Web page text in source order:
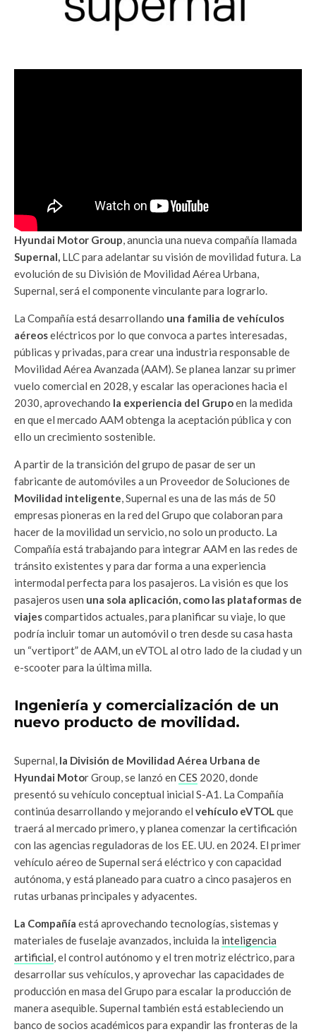
Hyundai Motor Group, anuncia una nueva compañía llamada
Supernal, LLC para adelantar su visión de movilidad futura. La
evolución de su División de Movilidad Aérea Urbana,
Supernal, será el componente vinculante para lograrlo.
La Compañía está desarrollando una familia de vehículos
aéreoseléctricos por lo que convoca a partes interesadas,
públicas y privadas, para crear una industria responsable de
Movilidad Aérea Avanzada (AAM). Se planea lanzar su primer
vuelo comercial en 2028, y escalar las operaciones hacia el
2030, aprovechando la experiencia del Grupoen la medida
en que el mercado AAM obtenga la aceptación pública y con
ello un crecimiento sostenible.
A partir de la transición del grupo de pasar de ser un
fabricante de automóviles a un Proveedor de Soluciones de
Movilidad inteligente, Supernal es una de las más de 50
empresas pioneras en la red del Grupo que colaboran para
hacer de la movilidad un servicio, no solo un producto. La
Compañía está trabajando para integrar AAM en las redes de
tránsito existentes y para dar forma a una experiencia
intermodal perfecta para los pasajeros. La visión es que los
pasajeros usen una sola aplicación, como las plataformas de
viajescompartidos actuales, para planificar su viaje, lo que
podría incluir tomar un automóvil o tren desde su casa hasta
un “vertiport” de AAM, un eVTOL al otro lado de la ciudad y un
e-scooter para la última milla.
Ingeniería y comercialización de un
nuevo producto de movilidad.
Supernal, la División de Movilidad Aérea Urbana de
Hyundai Motor Group, se lanzó en CES 2020, donde
presentó su vehículo conceptual inicial S-A1. La Compañía
continúa desarrollando y mejorando el vehículo eVTOLque
traerá al mercado primero, y planea comenzar la certificación
con las agencias reguladoras de los EE. UU. en 2024. El primer
vehículo aéreo de Supernal será eléctrico y con capacidad
autónoma, y está planeado para cuatro a cinco pasajeros en
rutas urbanas principales y adyacentes.
La Compañía está aprovechando tecnologías, sistemas y
materiales de fuselaje avanzados, incluida la inteligencia
artificial, el control autónomo y el tren motriz eléctrico, para
desarrollar sus vehículos, y aprovechar las capacidades de
producción en masa del Grupo para escalar la producción de
manera asequible. Supernal también está estableciendo un
banco de socios académicos para expandir las fronteras de la